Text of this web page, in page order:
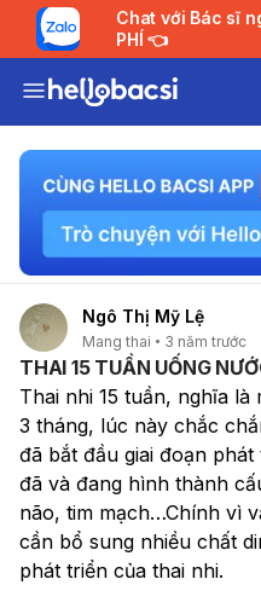
Chat với Bác sĩ ngay 👉 Nhận tư
PHÍ 👈
Ngô Thị Mỹ Lệ
Mang thai 3 năm trước
THAI 15 TUẦN UỐNG
Thai nhi 15 tuần, nghĩa
3 tháng, lúc này chắc
đã bắt đầu giai đoạn
đã và đang hình thành
não, tim mạch…Chính vì
cần bổ sung nhiều chất
phát triển của thai nhi.